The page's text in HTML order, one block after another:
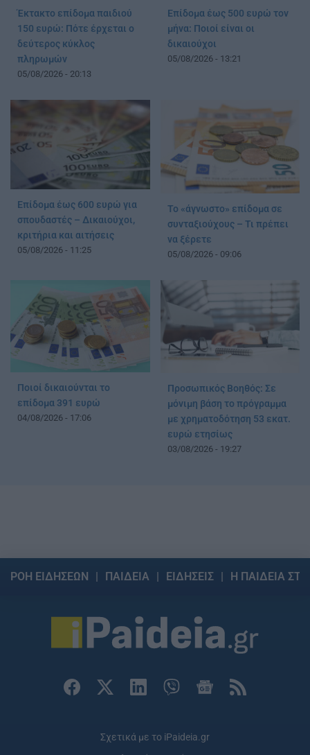
Έκτακτο επίδομα παιδιού
150 ευρώ: Πότε έρχεται ο
δεύτερος κύκλος
πληρωμών
05/08/2026 - 20:13
Επίδομα έως 500 ευρώ τον
μήνα: Ποιοί είναι οι
δικαιούχοι
05/08/2026 - 13:21
Επίδομα έως 600 ευρώ για
σπουδαστές – Δικαιούχοι,
κριτήρια και αιτήσεις
05/08/2026 - 11:25
Το «άγνωστο» επίδομα σε
συνταξιούχους – Τι πρέπει
να ξέρετε
05/08/2026 - 09:06
Ποιοί δικαιούνται το
επίδομα 391 ευρώ
04/08/2026 - 17:06
Προσωπικός Βοηθός: Σε
μόνιμη βάση το πρόγραμμα
με χρηματοδότηση 53 εκατ.
ευρώ ετησίως
03/08/2026 - 19:27
ΡΟΗ ΕΙΔΗΣΕΩΝ ΠΑΙΔΕΙΑ ΕΙΔΗΣΕΙΣ Η ΠΑΙΔΕΙΑ
Σχετικά με το iPaideia.gr